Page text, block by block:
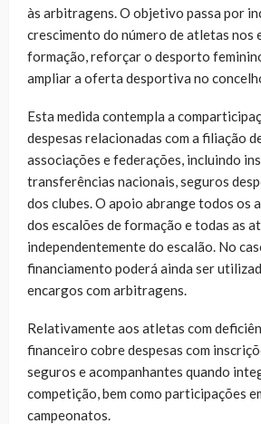
às arbitragens. O objetivo passa por
crescimento do número de atletas nos
formação, reforçar o desporto
ampliar a oferta desportiva no
Esta medida contempla a
despesas relacionadas com a filiação
associações e federações, incluindo
transferências nacionais, seguros
dos clubes. O apoio abrange todos os
dos escalões de formação e todas as
independentemente do escalão. No
financiamento poderá ainda ser
encargos com arbitragens.
Relativamente aos atletas com
financeiro cobre despesas com
seguros e acompanhantes quando
competição, bem como participações
campeonatos.